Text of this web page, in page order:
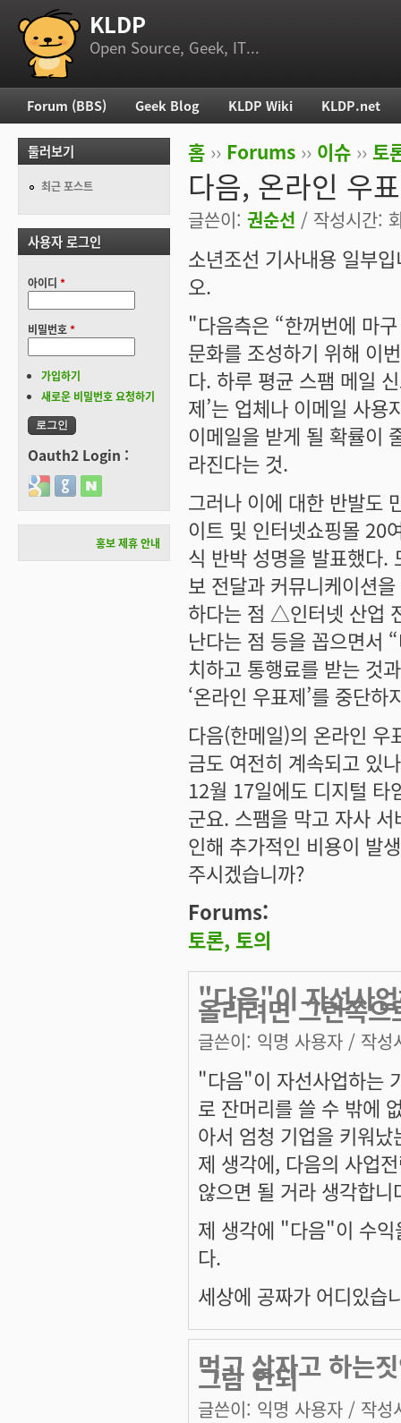
부 메뉴 KLDP
Open Source, Geek, IT...
현재 위치
홈 ›› Forums ›› 이슈 ›› 토
다음, 온라인 우
글쓴이: 권순선 / 작성시간:
소년조선 기사내용 일부
오.
"다음측은 “한꺼번에 마
문화를 조성하기 위해 이
다. 하루 평균 스팸 메일
제’는 업체나 이메일 사
이메일을 받게 될 확률이
라진다는 것.
그러나 이에 대한 반발도
이트 및 인터넷쇼핑몰 20
식 반박 성명을 발표했다.
보 전달과 커뮤니케이션
하다는 점 △인터넷 산업
난다는 점 등을 꼽으면서
치하고 통행료를 받는 것
‘온라인 우표제’를 중단
다음(한메일)의 온라인
금도 여전히 계속되고 있
12월 17일에도 디지털 타
군요. 스팸을 막고 자사
인해 추가적인 비용이 발
주시겠습니까?
Forums:
토론, 토의
"다음"이 자선사
올리려면 그런쪽으
글쓴이: 익명 사용자 / 작성
"다음"이 자선사업하는
로 잔머리를 쓸 수 밖에
아서 엄청 기업을 키워
제 생각에, 다음의 사업
않으면 될 거라 생각합니
제 생각에 "다음"이 수익
다.
세상에 공짜가 어디있습
먹고 살자고 하는
그람 안되
글쓴이: 익명 사용자 / 작성
주 메뉴
Forum (BBS) Geek Blog KLDP Wiki KLDP.net
둘러보기
최근 포스트
사용자 로그인
아이디 *
비밀번호*
가입하기
새로운 비밀번호 요청하기
Oauth2 Login :
Login with Google
Login with GitHub
Login with Naver
홍보 제휴 안내